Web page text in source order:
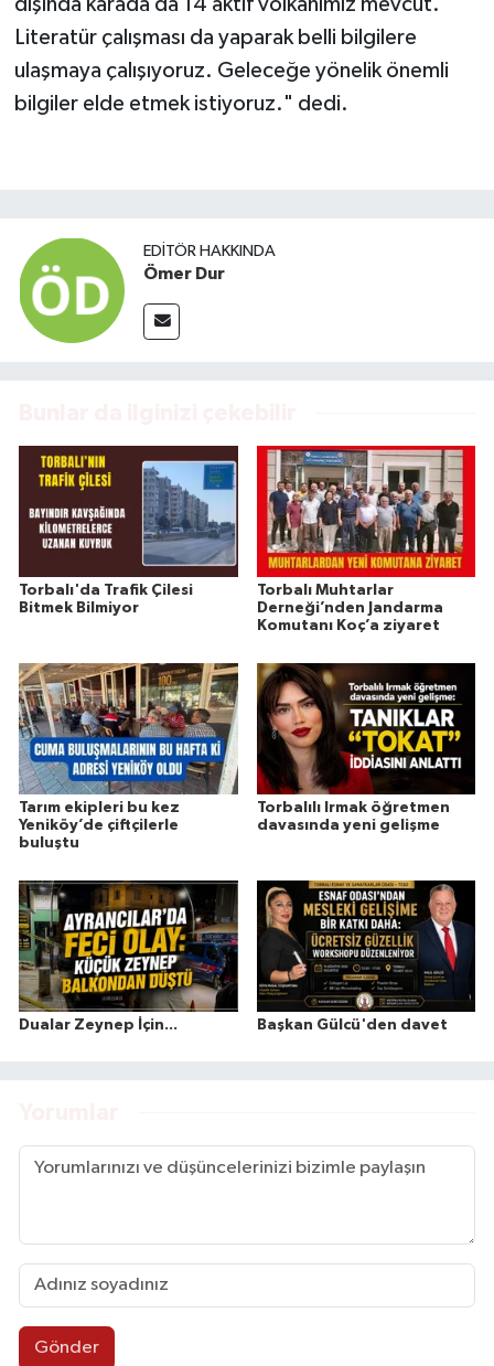
Literatür çalışması da yaparak belli bilgilere
ulaşmaya çalışıyoruz. Geleceğe yönelik önemli
bilgiler elde etmek istiyoruz." dedi.
EDITÖR HAKKINDA
Ömer Dur
Torbalı'da Trafik Çilesi
Bitmek Bilmiyor
Torbalı Muhtarlar
Derneği’nden Jandarma
Komutanı Koç’a ziyaret
Tarım ekipleri bu kez
Yeniköy’de çiftçilerle
buluştu
Torbalılı Irmak öğretmen
davasında yeni gelişme
Dualar Zeynep İçin... Başkan Gülcü'den davet
Gönder